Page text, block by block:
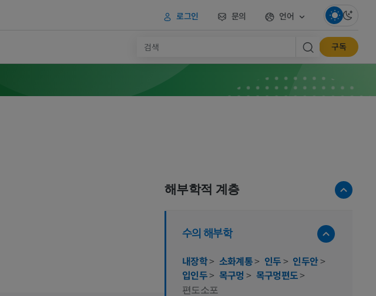
로그인 문의 언어
구독
해부학적 계층
수의 해부학
내장학> 소화계통> 인두> 인두안>
입인두> 목구멍> 목구멍편도>
편도소포